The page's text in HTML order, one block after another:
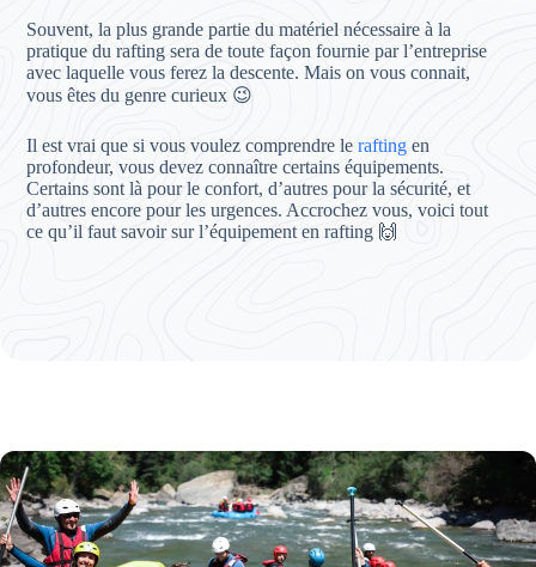
Souvent, la plus grande partie du matériel nécessaire à la
pratique du rafting sera de toute façon fournie par l’entreprise
avec laquelle vous ferez la descente. Mais on vous connait,
vous êtes du genre curieux 😉
Il est vrai que si vous voulez comprendre lerafting en
profondeur, vous devez connaître certains équipements.
Certains sont là pour le confort, d’autres pour la sécurité, et
d’autres encore pour les urgences. Accrochez vous, voici tout
ce qu’il faut savoir sur l’équipement en rafting 🙌